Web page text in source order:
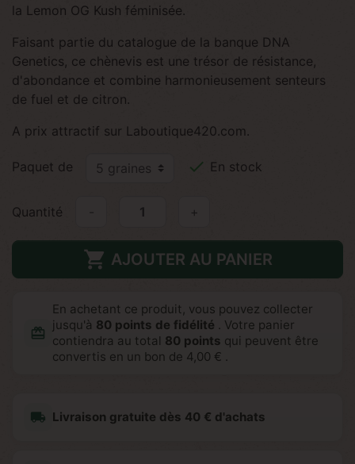
la Lemon OG Kush féminisée.
Faisant partie du catalogue de la banque DNA
Genetics, ce chènevis est une trésor de résistance,
d'abondance et combine harmonieusement senteurs
de fuel et de citron.
A prix attractif sur Laboutique420.com.
Paquet de  En stock
Quantité +
 AJOUTER AU PANIER
redeem
En achetant ce produit, vous pouvez collecter
jusqu'à 80 points de fidélité . Votre panier
contiendra au total 80 points qui peuvent être
convertis en un bon de 4,00 € .
local_shipping Livraison gratuite dès 40 € d'achats